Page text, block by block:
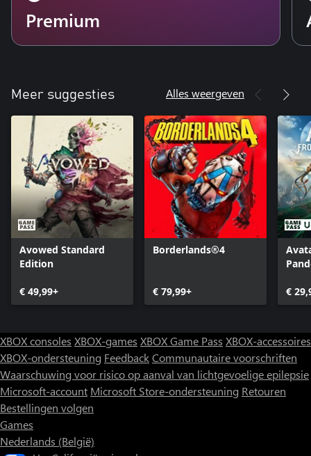
Premium
Meer suggesties Alles weergeven
Avowed Standard
Edition
€ 49,99+
Borderlands®4
€ 79,99+ €
XBOX consoles XBOX-games XBOX Game Pass XBOX-accessoires
XBOX-ondersteuning FeedbackCommunautaire voorschriften
Waarschuwing voor risico op aanval van lichtgevoelige epilepsie
Microsoft-account Microsoft Store-ondersteuning Retouren
Bestellingen volgen
Games
Nederlands (België)